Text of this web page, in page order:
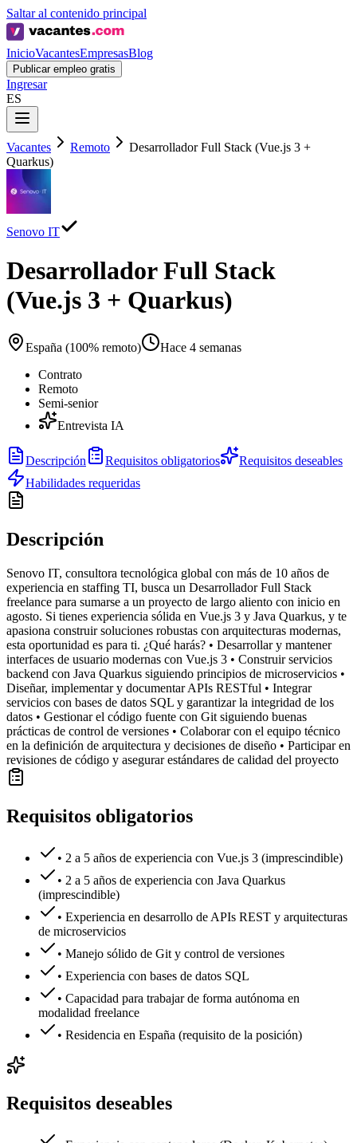
Saltar al contenido principal
InicioVacantesEmpresasBlog
Publicar empleo gratis
Ingresar
ES
Vacantes Remoto
Desarrollador Full Stack (Vue.js 3 +
Quarkus)
Senovo IT
Desarrollador Full Stack
(Vue.js 3 + Quarkus)
España (100% remoto)
Hace 4 semanas
Contrato
Remoto
Semi-senior
Entrevista IA
Descripción Requisitos obligatorios
Requisitos deseables
Habilidades requeridas
Descripción
Senovo IT, consultora tecnológica global con más de 10 años de
experiencia en staffing TI, busca un Desarrollador Full Stack
freelance para sumarse a un proyecto de largo aliento con inicio en
agosto. Si tienes experiencia sólida en Vue.js 3 y Java Quarkus, y te
apasiona construir soluciones robustas con arquitecturas modernas,
esta oportunidad es para ti. ¿Qué harás? • Desarrollar y mantener
interfaces de usuario modernas con Vue.js 3 • Construir servicios
backend con Java Quarkus siguiendo principios de microservicios •
Diseñar, implementar y documentar APIs RESTful • Integrar
servicios con bases de datos SQL y garantizar la integridad de los
datos • Gestionar el código fuente con Git siguiendo buenas
prácticas de control de versiones • Colaborar con el equipo técnico
en la definición de arquitectura y decisiones de diseño • Participar en
revisiones de código y asegurar estándares de calidad del proyecto
Requisitos obligatorios
• 2 a 5 años de experiencia con Vue.js 3 (imprescindible)
• 2 a 5 años de experiencia con Java Quarkus
(imprescindible)
• Experiencia en desarrollo de APIs REST y arquitecturas
de microservicios
• Manejo sólido de Git y control de versiones
• Experiencia con bases de datos SQL
• Capacidad para trabajar de forma autónoma en
modalidad freelance
• Residencia en España (requisito de la posición)
Requisitos deseables